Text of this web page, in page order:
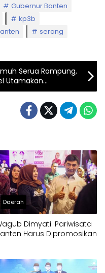
Gubernur Banten
kp3b
serang
Serua Rampung,
Utamakan
Daerah
Dimyati: Pariwisata
Harus Dipromosikan